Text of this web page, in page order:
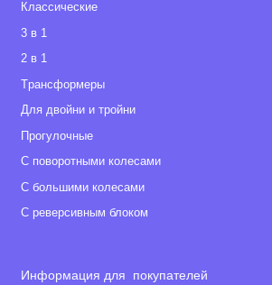
Классические
3 в 1
2 в 1
Tрансформеры
Для двойни и тройни
Прогулочные
С поворотными колесами
С большими колесами
С реверсивным блоком
Информация для покупателей